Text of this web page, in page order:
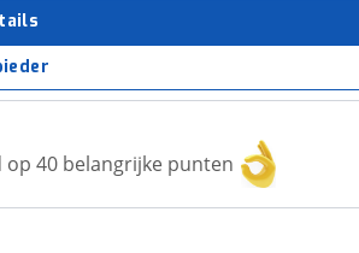
40 belangrijke punten